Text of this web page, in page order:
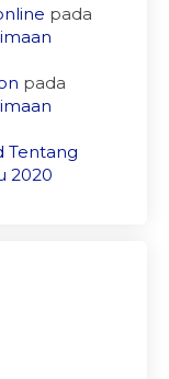
pada
pada
Tentang
2020